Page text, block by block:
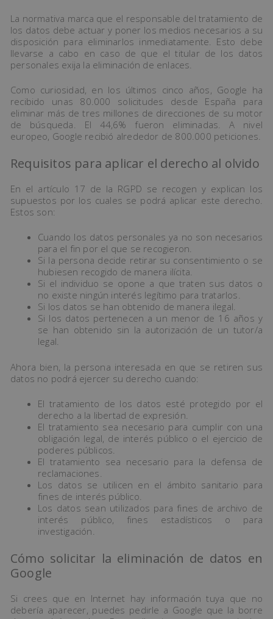
La normativa marca que el responsable del tratamiento de
los datos debe actuar y poner los medios necesarios a su
disposición para eliminarlos inmediatamente. Esto debe
llevarse a cabo en caso de que el titular de los datos
personales exija la eliminación de enlaces.
Como curiosidad, en los últimos cinco años, Google ha
recibido unas 80.000 solicitudes desde España para
eliminar más de tres millones de direcciones de su motor
de búsqueda. El 44,6% fueron eliminadas. A nivel
europeo, Google recibió alrededor de 800.000 peticiones.
Requisitos para aplicar el derecho al olvido
En el artículo 17 de la RGPD se recogen y explican los
supuestos por los cuales se podrá aplicar este derecho.
Estos son:
Cuando los datos personales ya no son necesarios
para el fin por el que se recogieron.
Si la persona decide retirar su consentimiento o se
hubiesen recogido de manera ilícita.
Si el individuo se opone a que traten sus datos o
no existe ningún interés legítimo para tratarlos.
Si los datos se han obtenido de manera ilegal.
Si los datos pertenecen a un menor de 16 años y
se han obtenido sin la autorización de un tutor/a
legal.
Ahora bien, la persona interesada en que se retiren sus
datos no podrá ejercer su derecho cuando:
El tratamiento de los datos esté protegido por el
derecho a la libertad de expresión.
El tratamiento sea necesario para cumplir con una
obligación legal, de interés público o el ejercicio de
poderes públicos.
El tratamiento sea necesario para la defensa de
reclamaciones.
Los datos se utilicen en el ámbito sanitario para
fines de interés público.
Los datos sean utilizados para fines de archivo de
interés público, fines estadísticos o para
investigación.
Cómo solicitar la eliminación de datos en
Google
Si crees que en Internet hay información tuya que no
debería aparecer, puedes pedirle a Google que la borre